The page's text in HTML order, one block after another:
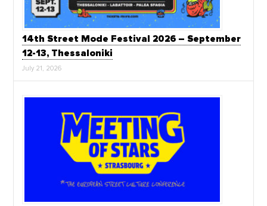
14th Street Mode Festival 2026 – September
12-13, Thessaloniki
July 21, 2026